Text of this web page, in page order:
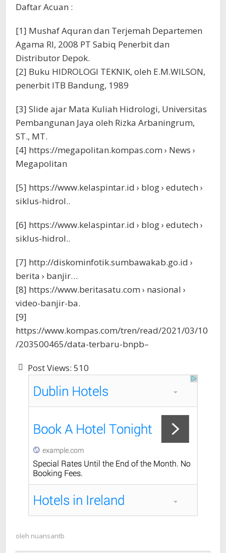
Daftar Acuan :
[1] Mushaf Aquran dan Terjemah Departemen
Agama RI, 2008 PT Sabiq Penerbit dan
Distributor Depok.
[2] Buku HIDROLOGI TEKNIK, oleh E.M.WILSON,
penerbit ITB Bandung, 1989
[3] Slide ajar Mata Kuliah Hidrologi, Universitas
Pembangunan Jaya oleh Rizka Arbaningrum,
ST., MT.
[4] https://megapolitan.kompas.com › News ›
Megapolitan
[5] https://www.kelaspintar.id › blog › edutech ›
siklus-hidrol..
[6] https://www.kelaspintar.id › blog › edutech ›
siklus-hidrol..
[7] http://diskominfotik.sumbawakab.go.id ›
berita › banjir…
[8] https://www.beritasatu.com › nasional ›
video-banjir-ba.
[9]
https://www.kompas.com/tren/read/2021/03/10
/203500465/data-terbaru-bnpb–
Post Views: 510
oleh nuansantb